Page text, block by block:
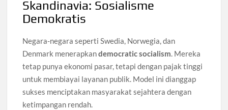
Skandinavia: Sosialisme
Demokratis
Negara-negara seperti Swedia, Norwegia, dan
Denmark menerapkandemocratic socialism. Mereka
tetap punya ekonomi pasar, tetapi dengan pajak tinggi
untuk membiayai layanan publik. Model ini dianggap
sukses menciptakan masyarakat sejahtera dengan
ketimpangan rendah.